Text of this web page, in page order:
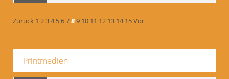
Zurück 1 234 56789 10 11 12 13 14 15Vor
Printmedien